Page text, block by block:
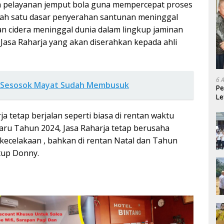
jemput bola guna mempercepat proses
satu dasar penyerahan santunan meninggal
cidera meninggal dunia dalam lingkup jaminan
Raharja yang akan diserahkan kepada ahli
Mayat Sudah Membusuk
tetap berjalan seperti biasa di rentan waktu
Tahun 2024, Jasa Raharja tetap berusaha
, bahkan di rentan Natal dan Tahun
Donny.
6